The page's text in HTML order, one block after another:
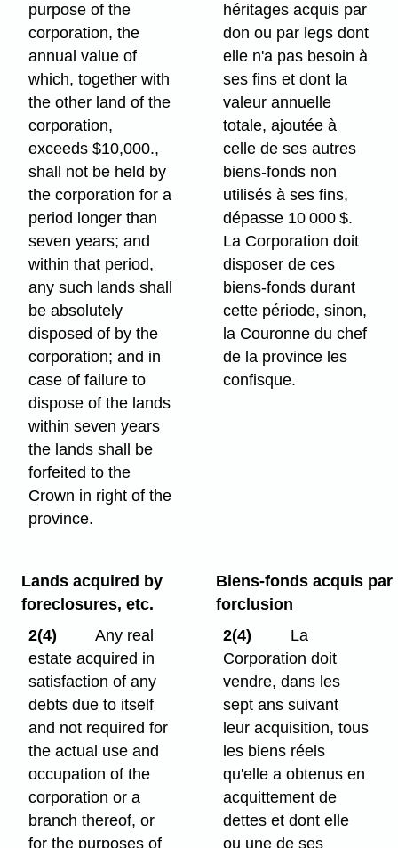
purpose of the
corporation, the
annual value of
which, together with
the other land of the
corporation,
exceeds $10,000.,
shall not be held by
the corporation for a
period longer than
seven years; and
within that period,
any such lands shall
be absolutely
disposed of by the
corporation; and in
case of failure to
dispose of the lands
within seven years
the lands shall be
forfeited to the
Crown in right of the
province.
héritages acquis par
don ou par legs dont
elle n'a pas besoin à
ses fins et dont la
valeur annuelle
totale, ajoutée à
celle de ses autres
biens-fonds non
utilisés à ses fins,
dépasse 10 000 $.
La Corporation doit
disposer de ces
biens-fonds durant
cette période, sinon,
la Couronne du chef
de la province les
confisque.
Lands acquired by
foreclosures, etc.
2(4)
Any real
estate acquired in
satisfaction of any
debts due to itself
and not required for
the actual use and
occupation of the
corporation or a
branch thereof, or
for the purposes of
Biens-fonds acquis par
forclusion
2(4)
La
Corporation doit
vendre, dans les
sept ans suivant
leur acquisition, tous
les biens réels
qu'elle a obtenus en
acquittement de
dettes et dont elle
ou une de ses